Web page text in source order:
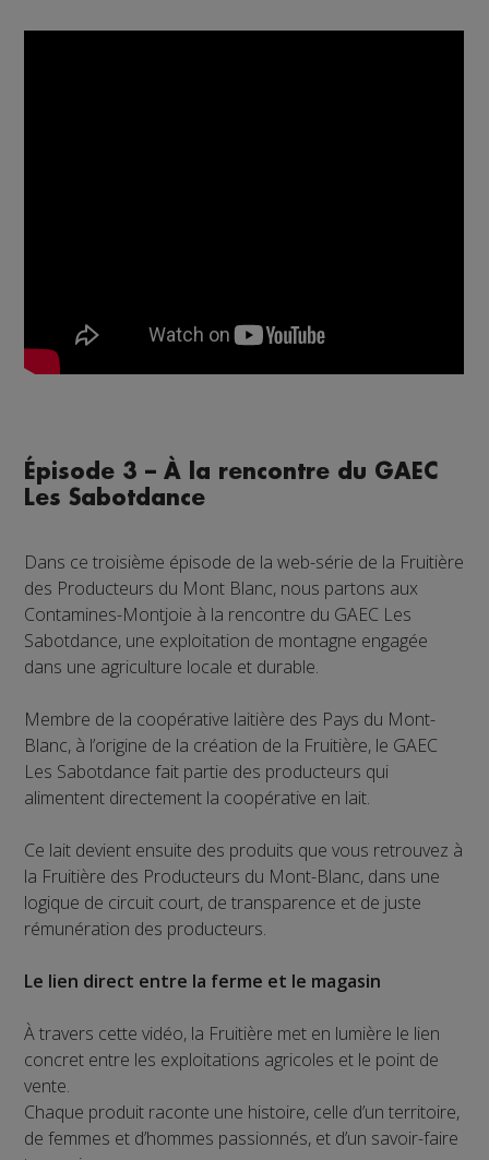
Épisode 3 – À la rencontre du GAEC
Les Sabotdance
Dans ce troisième épisode de la web-série de la Fruitière
des Producteurs du Mont Blanc, nous partons aux
Contamines-Montjoie à la rencontre du GAEC Les
Sabotdance, une exploitation de montagne engagée
dans une agriculture locale et durable.
Membre de la coopérative laitière des Pays du Mont-
Blanc, à l’origine de la création de la Fruitière, le GAEC
Les Sabotdance fait partie des producteurs qui
alimentent directement la coopérative en lait.
Ce lait devient ensuite des produits que vous retrouvez à
la Fruitière des Producteurs du Mont-Blanc, dans une
logique de circuit court, de transparence et de juste
rémunération des producteurs.
Le lien direct entre la ferme et le magasin
À travers cette vidéo, la Fruitière met en lumière le lien
concret entre les exploitations agricoles et le point de
vente.
Chaque produit raconte une histoire, celle d’un territoire,
de femmes et d’hommes passionnés, et d’un savoir-faire